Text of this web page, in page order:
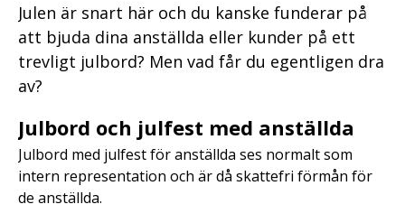
Julen är snart här och du kanske funderar på
att bjuda dina anställda eller kunder på ett
trevligt julbord? Men vad får du egentligen dra
av?
Julbord och julfest med anställda
Julbord med julfest för anställda ses normalt som
intern representation och är då skattefri förmån för
de anställda.